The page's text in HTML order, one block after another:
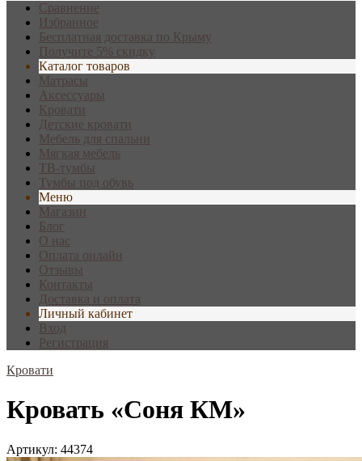
Сравнение
Избранное
Бесплатная доставка по Крыму
Получите 5% скидку
Каталог товаров
Матрасы
Аксессуары
Кровати
Детские кровати
Мебель для спальни
Мягкая мебель
ТВ-тумбы
Тумбы под обувь
Меню
Магазин
Блог
О нас
Оплата онлайн
Отзывы
Контакты
Доставка и оплата
Личный кабинет
Вход
Регистрация
Кровати
Кровать «Соня КМ»
Артикул: 44374